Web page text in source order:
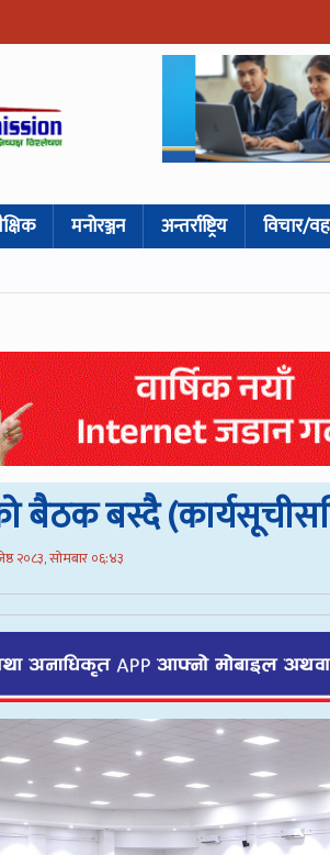
मनोरञ्जन अन्तर्राष्ट्रिय विचार/
बैठक बस्दै
२०८३, सोमबार ०६:४३